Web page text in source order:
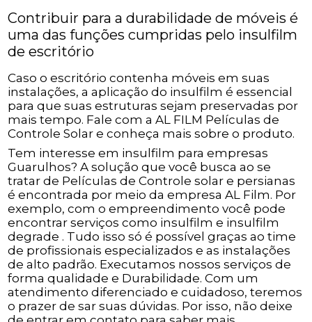
Contribuir para a durabilidade de móveis é
uma das funções cumpridas pelo insulfilm
de escritório
Caso o escritório contenha móveis em suas
instalações, a aplicação do insulfilm é essencial
para que suas estruturas sejam preservadas por
mais tempo. Fale com a AL FILM Películas de
Controle Solar e conheça mais sobre o produto.
Tem interesse em insulfilm para empresas
Guarulhos? A solução que você busca ao se
tratar de Películas de Controle solar e persianas
é encontrada por meio da empresa AL Film. Por
exemplo, com o empreendimento você pode
encontrar serviços como insulfilm e insulfilm
degrade . Tudo isso só é possível graças ao time
de profissionais especializados e as instalações
de alto padrão. Executamos nossos serviços de
forma qualidade e Durabilidade. Com um
atendimento diferenciado e cuidadoso, teremos
o prazer de sar suas dúvidas. Por isso, não deixe